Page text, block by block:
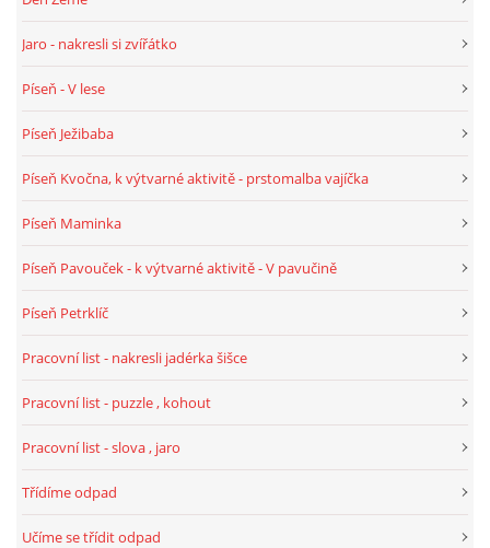
SPORTÍK - DĚTI V POHYBU
VĚDOMÁ VÝCHOVA
MERCH
MOJE TVORBA POHÁDEK PRO DĚTI
SPONZOŘI
Jaro - nakresli si zvířátko
Píseň - V lese
Píseň Ježibaba
Píseň Kvočna, k výtvarné aktivitě - prstomalba vajíčka
Píseň Maminka
Píseň Pavouček - k výtvarné aktivitě - V pavučině
Píseň Petrklíč
Pracovní list - nakresli jadérka šišce
Pracovní list - puzzle , kohout
Pracovní list - slova , jaro
Třídíme odpad
Učíme se třídit odpad